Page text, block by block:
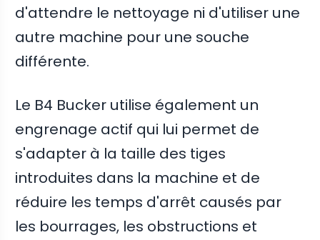
d'attendre le nettoyage ni d'utiliser une
autre machine pour une souche
différente.
Le B4 Bucker utilise également un
engrenage actif qui lui permet de
s'adapter à la taille des tiges
introduites dans la machine et de
réduire les temps d'arrêt causés par
les bourrages, les obstructions et